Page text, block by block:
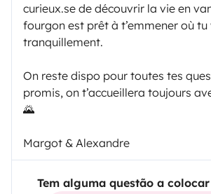
curieux.se de découvrir la vie en
fourgon est prêt à t’emmener où tu
tranquillement.
On reste dispo pour toutes tes
promis, on t’accueillera toujours
🌄
Margot & Alexandre
Tem alguma questão a